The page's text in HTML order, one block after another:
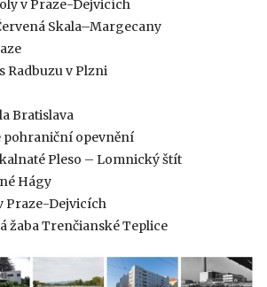
v Praze-Dejvicích
Skala–Margecany
Radbuzu v Plzni
Bratislava
pohraniční opevnění
Pleso – Lomnický štít
Hágy
Praze-Dejvicích
žaba Trenčianské Teplice